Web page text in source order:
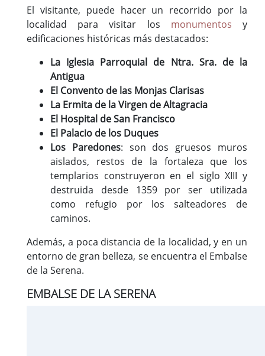
Información General
Historia
Monumentos
Gastronomía
Turismo
Población
Archivo Municipal
Corporación
Correo-e gratis
Radio en Internet
Códigos para FACe
El visitante, puede hacer un recorrido por la
localidad para visitar los monumentos y
edificaciones históricas más destacados:
La Iglesia Parroquial de Ntra. Sra. de la
Antigua
El Convento de las Monjas Clarisas
La Ermita de la Virgen de Altagracia
El Hospital de San Francisco
El Palacio de los Duques
Los Paredones: son dos gruesos muros
aislados, restos de la fortaleza que los
templarios construyeron en el siglo XIII y
destruida desde 1359 por ser utilizada
como refugio por los salteadores de
caminos.
Además, a poca distancia de la localidad, y en un
entorno de gran belleza, se encuentra el Embalse
de la Serena.
EMBALSE DE LA SERENA